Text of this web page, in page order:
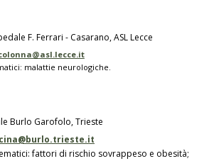
F. Ferrari - Casarano, ASL Lecce
malattie neurologiche.
Burlo Garofolo, Trieste
fattori di rischio sovrappeso e obesità;